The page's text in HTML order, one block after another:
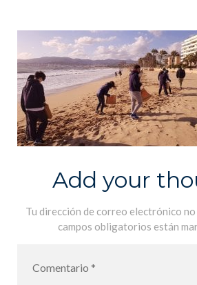
Add your
Tu dirección de correo electrónico no
campos obligatorios están